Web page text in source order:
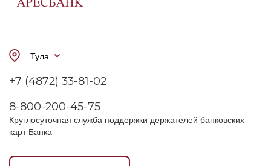
Тула
+7 (4872) 33-81-02
8-800-200-45-75
Круглосуточная служба поддержки держателей банковских
карт Банка